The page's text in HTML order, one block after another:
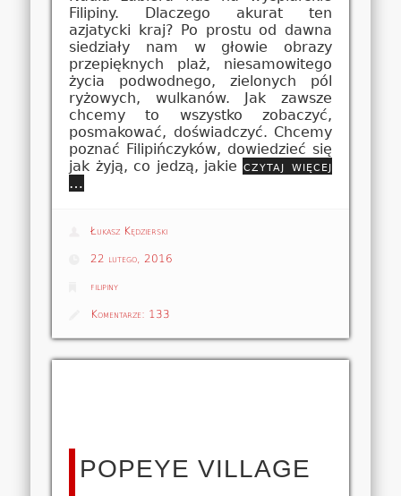
Filipiny. Dlaczego akurat ten
azjatycki kraj? Po prostu od dawna
siedziały nam w głowie obrazy
przepięknych plaż, niesamowitego
życia podwodnego, zielonych pól
ryżowych, wulkanów. Jak zawsze
chcemy to wszystko zobaczyć,
posmakować, doświadczyć. Chcemy
poznać Filipińczyków, dowiedzieć się
jak żyją, co jedzą, jakie czytaj więcej
…
Łukasz Kędzierski
22 lutego, 2016
filipiny
Komentarze: 133
POPEYE VILLAGE